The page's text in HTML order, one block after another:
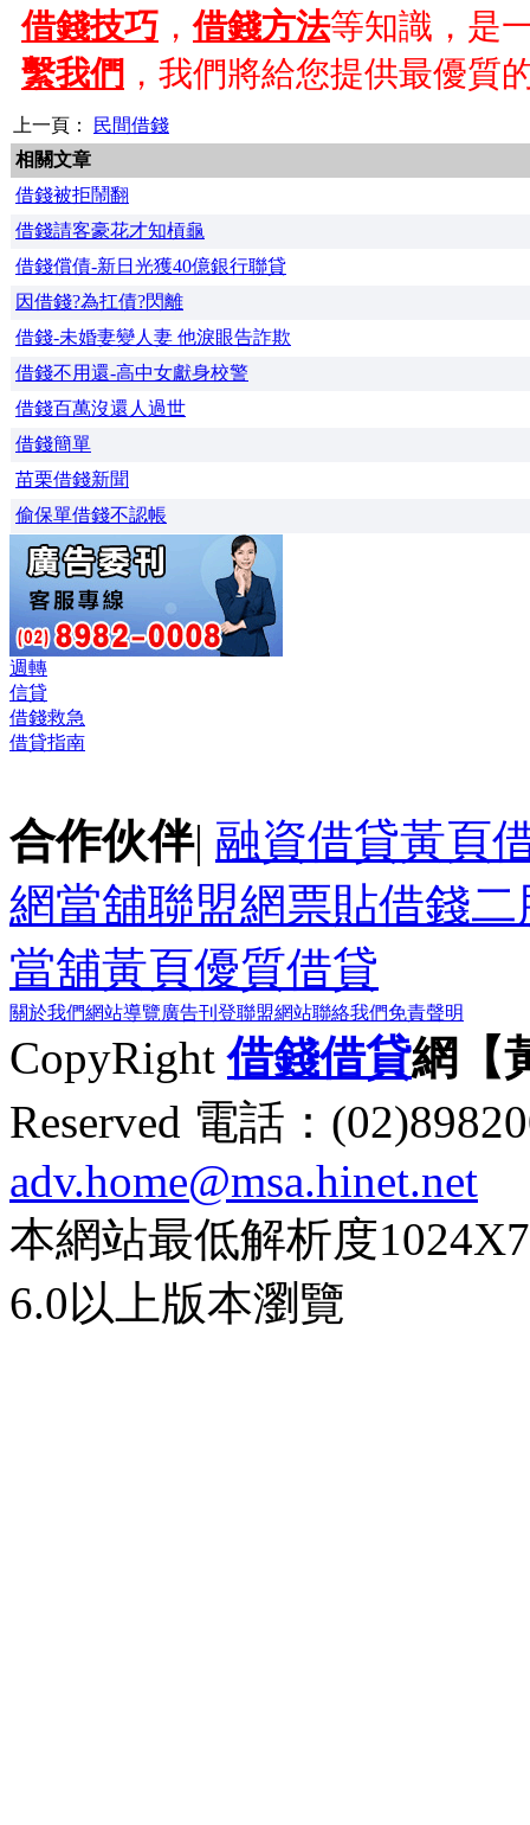
借錢技巧 ，借錢方法等知識，是
繫我們 ，我們將給您提供最優質
上一頁：
民間借錢
相關文章
借錢被拒鬧翻
借錢請客豪花才知槓龜
借錢償債-新日光獲40億銀行聯貸
因借錢?為扛債?閃離
借錢-未婚妻變人妻 他淚眼告詐欺
借錢不用還-高中女獻身校警
借錢百萬沒還人過世
借錢簡單
苗栗借錢新聞
偷保單借錢不認帳
週轉
信貸
借錢救急
借貸指南
合作伙伴| 融資借貸黃頁
網當舖聯盟網票貼借錢二
當舖黃頁優質借貸
關於我們網站導覽廣告刊登聯盟網站聯絡我們免責聲明
CopyRight借錢借貸網【
Reserved 電話：
adv.home@msa.hinet.net
本網站最低解析度
6.0以上版本瀏覽